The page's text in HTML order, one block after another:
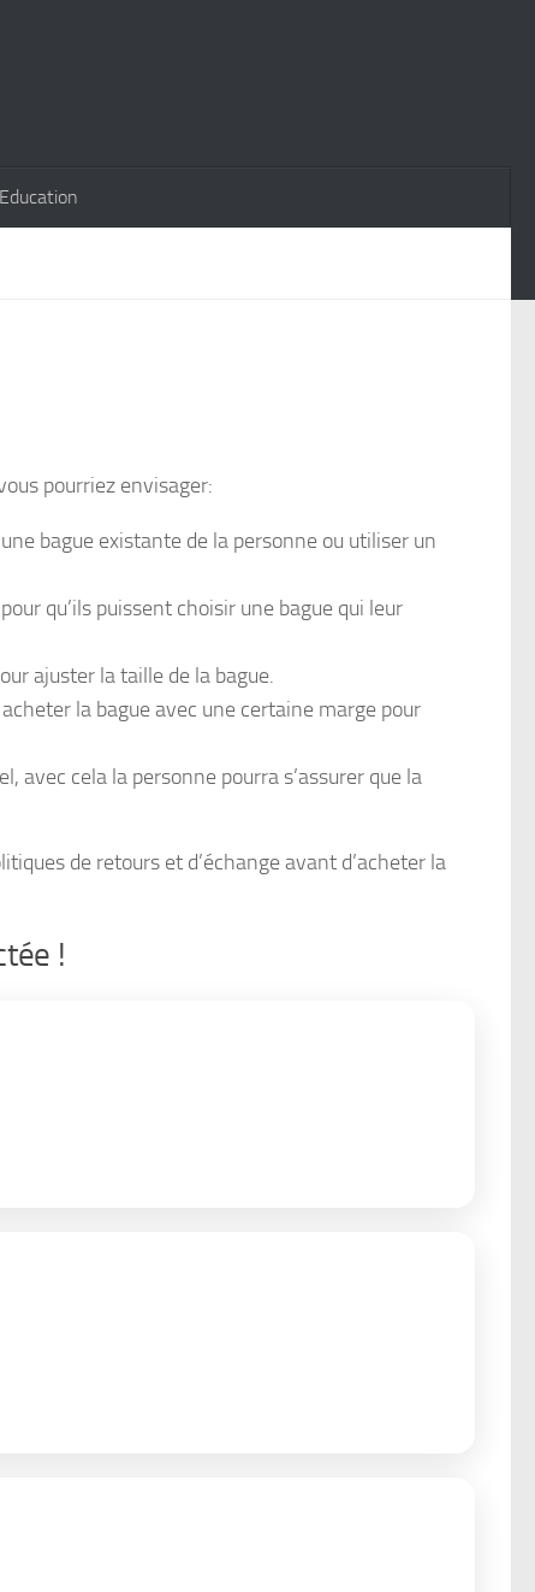
Education
pourriez envisager:
bague existante de la personne ou utiliser un
qu’ils puissent choisir une bague qui leur
ajuster la taille de la bague.
la bague avec une certaine marge pour
avec cela la personne pourra s’assurer que la
de retours et d’échange avant d’acheter la
!